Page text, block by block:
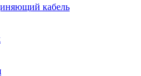
кабель